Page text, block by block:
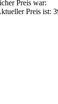
Preis war:
Preis ist: